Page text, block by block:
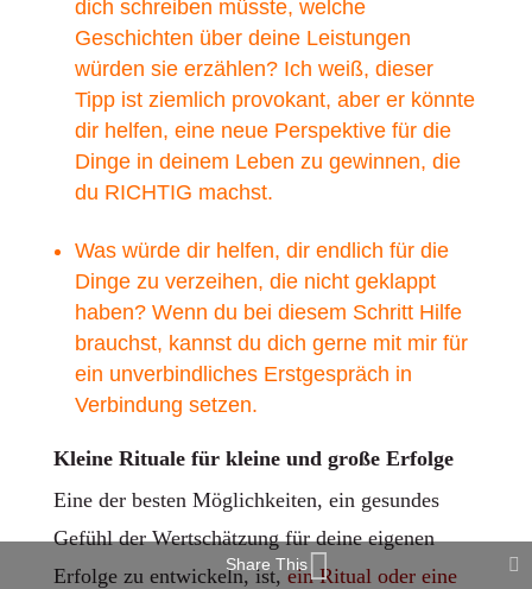
dich schreiben müsste, welche
Geschichten über deine Leistungen
würden sie erzählen? Ich weiß, dieser
Tipp ist ziemlich provokant, aber er könnte
dir helfen, eine neue Perspektive für die
Dinge in deinem Leben zu gewinnen, die
du RICHTIG machst.
Was würde dir helfen, dir endlich für die
Dinge zu verzeihen, die nicht geklappt
haben? Wenn du bei diesem Schritt Hilfe
brauchst, kannst du dich gerne mit mir für
ein unverbindliches Erstgespräch in
Verbindung setzen.
Kleine Rituale für kleine und große Erfolge
Eine der besten Möglichkeiten, ein gesundes
Gefühl der Wertschätzung für deine eigenen
Erfolge zu entwickeln, ist, ein Ritual oder eine
Share This